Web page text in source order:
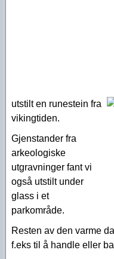
utstilt en runestein fra
vikingtiden.
Gjenstander fra
arkeologiske
utgravninger fant vi
også utstilt under
glass i et
parkområde.
Resten av den varme
f.eks til å handle eller